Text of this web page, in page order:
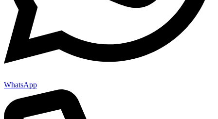
WhatsApp